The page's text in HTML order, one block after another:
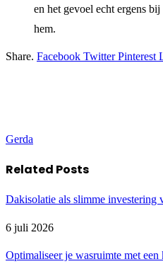
en het gevoel echt ergens
hem.
Share. Facebook Twitter Pinterest
Gerda
Related Posts
Dakisolatie als slimme investering
6 juli 2026
Optimaliseer je wasruimte met een